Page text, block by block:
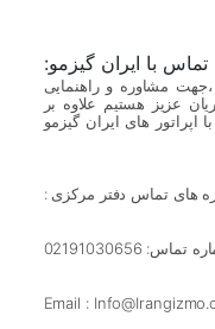
تماس با ایران گیزمو:
مجموعه ایران گیزمو همه روزه از ساعت ۹ الی ۱۷ ،جهت مشاوره و راهنمایی
عزیز هستیم علاوه بر
اپراتور های ایران گیزمو
های تماس دفتر مرکزی :
تماس: 02191030656
Email :